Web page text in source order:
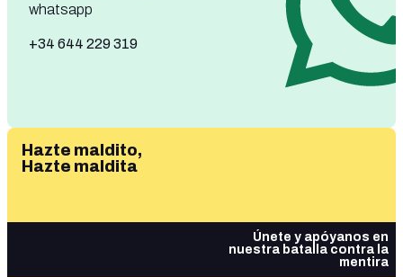
whatsapp
+34 644 229 319
Hazte maldito,
Hazte maldita
Únete y apóyanos en
nuestra batalla contra la
mentira